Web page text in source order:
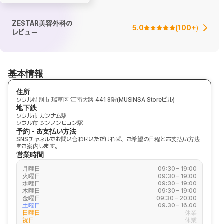
ZESTAR美容外科の
レビュー
5.0 (100+)
基本情報
住所
ソウル特別市 瑞草区 江南大路 441 8階(MUSINSA Storeビル)
地下鉄
ソウル市 カンナム駅
ソウル市 シンノンヒョン駅
予約・お支払い方法
SNSチャネルでお問い合わせいただければ、ご希望の日程とお支払い方法
をご案内します。
営業時間
月曜日
09:30 – 19:00
火曜日
09:30 – 19:00
水曜日
09:30 – 19:00
木曜日
09:30 – 19:00
金曜日
09:30 – 20:00
土曜日
09:30 – 16:00
日曜日
休業
祝日
休業